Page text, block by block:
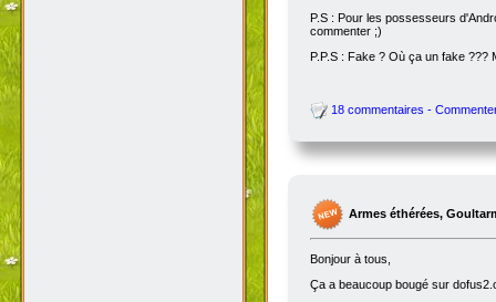
P.S : Pour les possesseurs
commenter ;)
P.P.S : Fake ? Où ça un fake ???
18 commentaires -
Armes éthérées,
Bonjour à tous,
Ça a beaucoup bougé sur